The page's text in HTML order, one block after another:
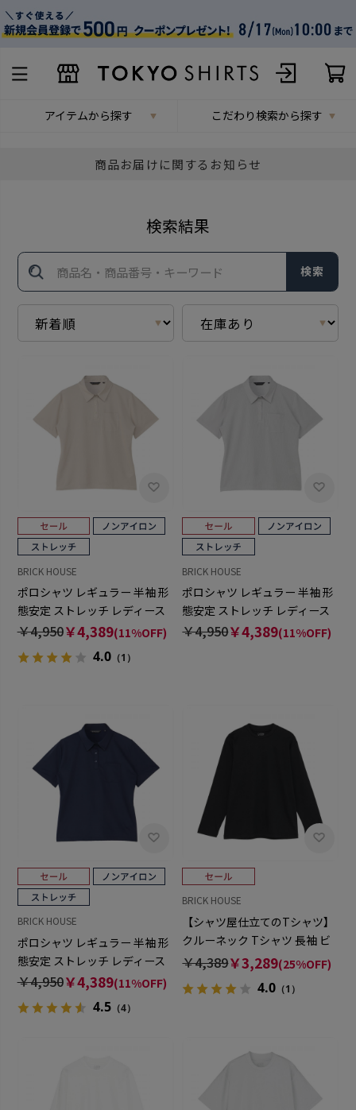
アイテムから探す こだわり検索から探す
商品お届けに関するお知らせ
検索結果
検索
BRICK HOUSE
ポロシャツ レギュラー 半袖 形
態安定 ストレッチ レディース
￥4,950￥4,389(11%OFF)
4.0（1）
BRICK HOUSE
ポロシャツ レギュラー 半袖 形
態安定 ストレッチ レディース
￥4,950￥4,389(11%OFF)
BRICK HOUSE
ポロシャツ レギュラー 半袖 形
態安定 ストレッチ レディース
￥4,950￥4,389(11%OFF)
4.5（4）
BRICK HOUSE
【シャツ屋仕立てのTシャツ】
クルーネック Tシャツ 長袖 ビ
ジネス オフィスカジュアル
￥4,389￥3,289(25%OFF)
4.0 （1）